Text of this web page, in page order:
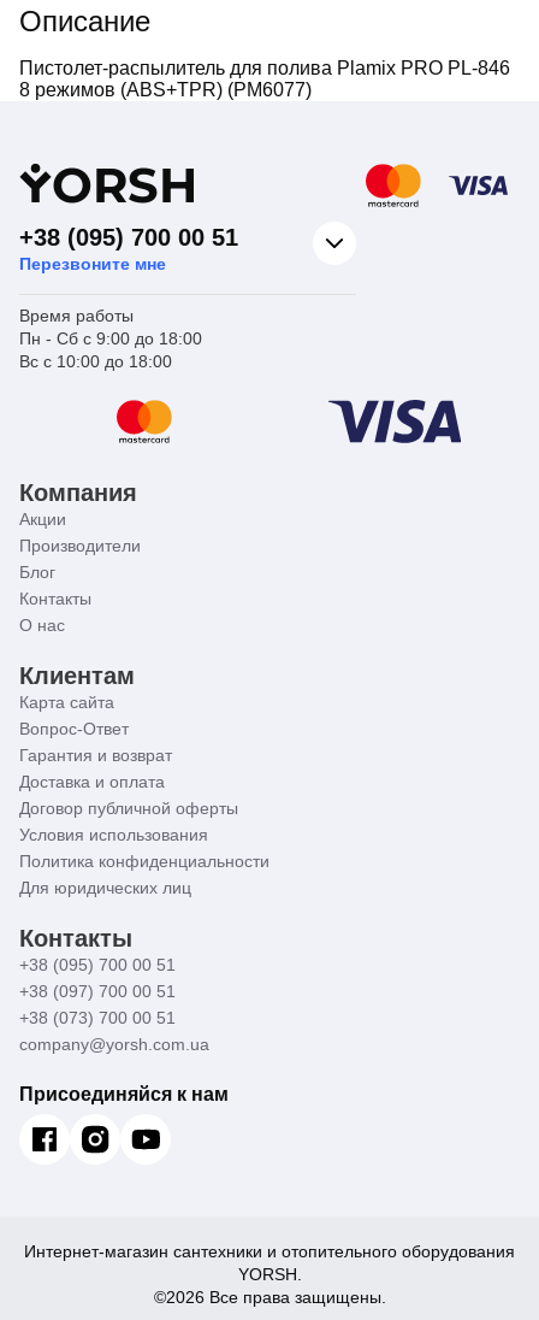
Описание
Пистолет-распылитель для полива Plamix PRO PL-846
8 режимов (ABS+TPR) (PM6077)
YORSH
+38 (095) 700 00 51
Перезвоните мне
Время работы
Пн - Сб с 9:00 до 18:00
Вс с 10:00 до 18:00
Компания
Акции
Производители
Блог
Контакты
О нас
Клиентам
Карта сайта
Вопрос-Ответ
Гарантия и возврат
Доставка и оплата
Договор публичной оферты
Условия использования
Политика конфиденциальности
Для юридических лиц
Контакты
+38 (095) 700 00 51
+38 (097) 700 00 51
+38 (073) 700 00 51
company@yorsh.com.ua
Присоединяйся к нам
Интернет-магазин сантехники и отопительного оборудования
YORSH.
©2026 Все права защищены.